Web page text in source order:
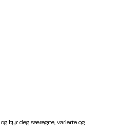
byr deg særegne, varierte og